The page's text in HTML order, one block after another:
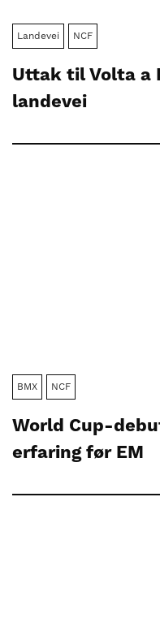
Landevei NCF
Uttak til Volta a
landevei
BMX NCF
World Cup-
erfaring før EM